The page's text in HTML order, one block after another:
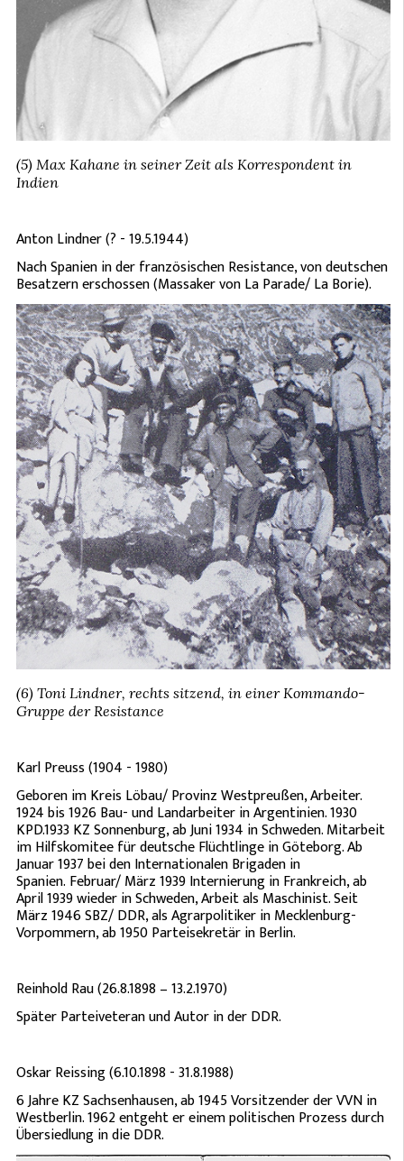
(5) Max Kahane in seiner Zeit als Korrespondent in
Indien
Anton Lindner (? - 19.5.1944)
Nach Spanien in der französischen Resistance, von deutschen
Besatzern erschossen (Massaker von La Parade/ La Borie).
(6) Toni Lindner, rechts sitzend, in einer Kommando-
Gruppe der Resistance
Karl Preuss (1904 - 1980)
Geboren im Kreis Löbau/ Provinz Westpreußen, Arbeiter.
1924 bis 1926 Bau- und Landarbeiter in Argentinien. 1930
KPD.1933 KZ Sonnenburg, ab Juni 1934 in Schweden. Mitarbeit
im Hilfskomitee für deutsche Flüchtlinge in Göteborg. Ab
Januar 1937 bei den Internationalen Brigaden in
Spanien. Februar/ März 1939 Internierung in Frankreich, ab
April 1939 wieder in Schweden, Arbeit als Maschinist. Seit
März 1946 SBZ/ DDR, als Agrarpolitiker in Mecklenburg-
Vorpommern, ab 1950 Parteisekretär in Berlin.
Reinhold Rau (26.8.1898 – 13.2.1970)
Später Parteiveteran und Autor in der DDR.
Oskar Reissing (6.10.1898 - 31.8.1988)
6 Jahre KZ Sachsenhausen, ab 1945 Vorsitzender der VVN in
Westberlin. 1962 entgeht er einem politischen Prozess durch
Übersiedlung in die DDR.